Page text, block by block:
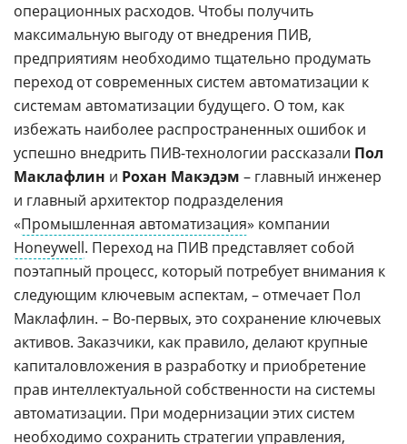
операционных расходов. Чтобы получить
максимальную выгоду от внедрения ПИВ,
предприятиям необходимо тщательно продумать
переход от современных систем автоматизации к
системам автоматизации будущего. О том, как
избежать наиболее распространенных ошибок и
успешно внедрить ПИВ-технологии рассказали Пол
Маклафлин и Рохан Макэдэм – главный инженер
и главный архитектор подразделения
«Промышленная автоматизация» компании
Honeywell. Переход на ПИВ представляет собой
поэтапный процесс, который потребует внимания к
следующим ключевым аспектам, – отмечает Пол
Маклафлин. – Во-первых, это сохранение ключевых
активов. Заказчики, как правило, делают крупные
капиталовложения в разработку и приобретение
прав интеллектуальной собственности на системы
автоматизации. При модернизации этих систем
необходимо сохранить стратегии управления,